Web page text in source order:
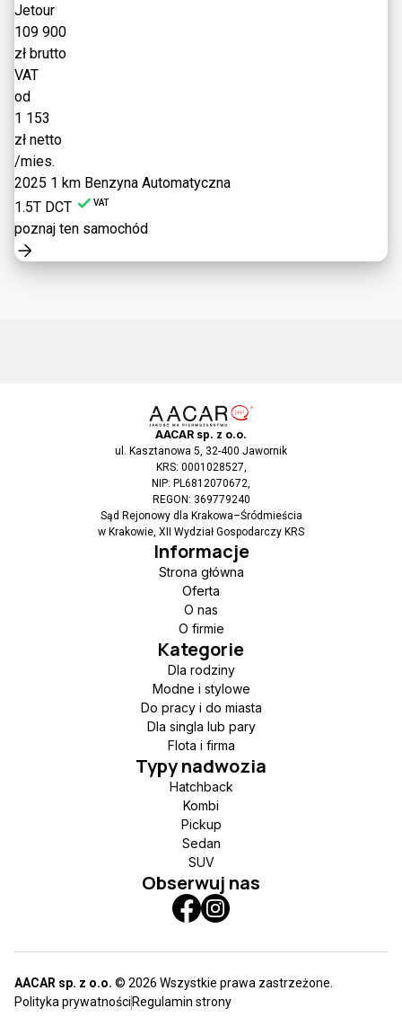
Jetour
109 900
zł brutto
VAT
od
1 153
zł netto
/mies.
2025 1 km Benzyna Automatyczna
1.5T DCT
VAT
poznaj ten samochód
AACAR sp. z o.o.
ul. Kasztanowa 5, 32-400 Jawornik
KRS: 0001028527,
NIP: PL6812070672,
REGON: 369779240
Sąd Rejonowy dla Krakowa–Śródmieścia
w Krakowie, XII Wydział Gospodarczy KRS
Informacje
Strona główna
Oferta
O nas
O firmie
Kategorie
Dla rodziny
Modne i stylowe
Do pracy i do miasta
Dla singla lub pary
Flota i firma
Typy nadwozia
Hatchback
Kombi
Pickup
Sedan
SUV
Obserwuj nas
AACAR sp. z o.o. © 2026 Wszystkie prawa zastrzeżone.
Polityka prywatności Regulamin strony